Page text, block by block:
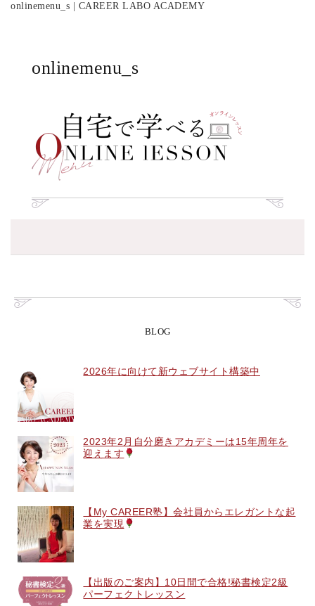
onlinemenu_s | CAREER LABO ACADEMY
onlinemenu_s
BLOG
2026年に向けて新ウェブサイト構築中
2023年2月自分磨きアカデミーは15年周年を
迎えます
【My CAREER塾】会社員からエレガントな起
業を実現
【出版のご案内】10日間で合格!秘書検定2級
パーフェクトレッスン